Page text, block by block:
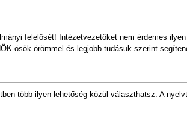
felelősét! Intézetvezetőket nem érdemes
ösök örömmel és legjobb tudásuk szerint
több ilyen lehetőség közül választhatsz. A